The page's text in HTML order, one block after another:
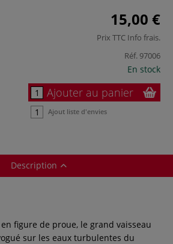
15,00 €
Prix TTC Info frais.
Réf. 97006
En stock
Ajouter au panier
Ajout liste d'envies
Description
figure de proue, le grand vaisseau
sur les eaux turbulentes du